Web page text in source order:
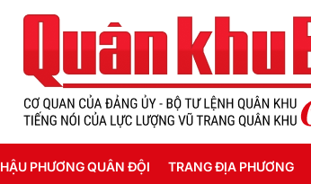
HẬU PHƯƠNG QUÂN ĐỘI TRANG ĐỊA PHƯƠNG